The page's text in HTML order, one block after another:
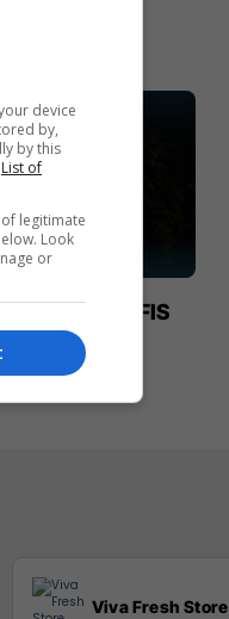
- EXFIS
Viva Fresh Store
device
by,
by this
List of
legitimate
Look
or